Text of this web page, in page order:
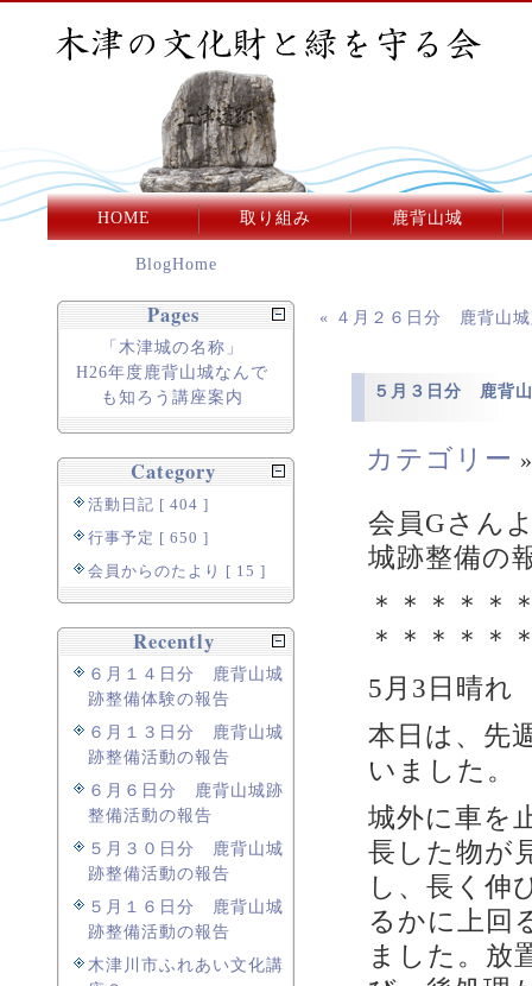
HOME 取り組み 鹿背山城
« ４月２６日分 鹿背山
５月３日分 鹿背
カテゴリー
会員Gさん
城跡整備の
＊＊＊＊＊
＊＊＊＊＊
5月3日晴れ
本日は、先
いました。
城外に車を
長した物が
し、長く伸
るかに上回
ました。放
BlogHome
Pages
「木津城の名称」
H26年度鹿背山城なんで
も知ろう講座案内
Category
活動日記 [ 404 ]
行事予定 [ 650 ]
会員からのたより [ 15 ]
Recently
６月１４日分 鹿背山城
跡整備体験の報告
６月１３日分 鹿背山城
跡整備活動の報告
６月６日分 鹿背山城跡
整備活動の報告
５月３０日分 鹿背山城
跡整備活動の報告
５月１６日分 鹿背山城
跡整備活動の報告
木津川市ふれあい文化講